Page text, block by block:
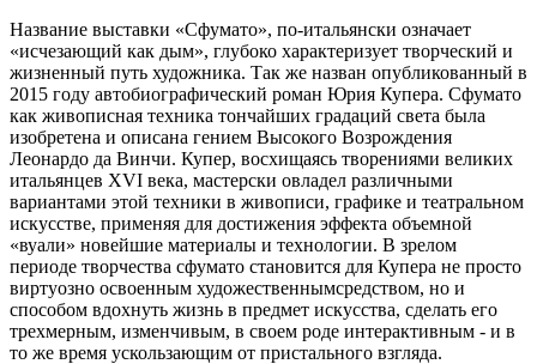
Название выставки «Сфумато», по-итальянски означает
«исчезающий как дым», глубоко характеризует творческий и
жизненный путь художника. Так же назван опубликованный в
2015 году автобиографический роман Юрия Купера. Сфумато
как живописная техника тончайших градаций света была
изобретена и описана гением Высокого Возрождения
Леонардо да Винчи. Купер, восхищаясь творениями великих
итальянцев XVI века, мастерски овладел различными
вариантами этой техники в живописи, графике и театральном
искусстве, применяя для достижения эффекта объемной
«вуали» новейшие материалы и технологии. В зрелом
периоде творчества сфумато становится для Купера не просто
виртуозно освоенным художественнымсредством, но и
способом вдохнуть жизнь в предмет искусства, сделать его
трехмерным, изменчивым, в своем роде интерактивным - и в
то же время ускользающим от пристального взгляда.